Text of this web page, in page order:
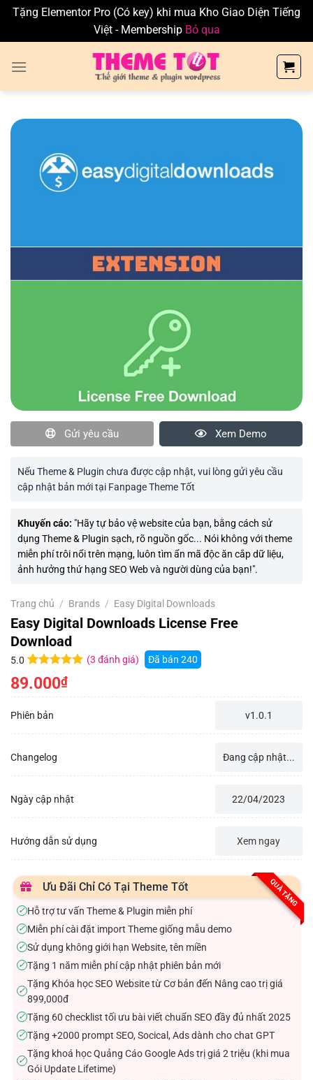
Tặng Elementor Pro (Có key) khi mua Kho Giao Diện Tiếng
Việt - Membership Bỏ qua
Gửi yêu cầu Xem Demo
Nếu Theme & Plugin chưa được cập nhật, vui lòng gửi yêu cầu
cập nhật bản mới tại Fanpage Theme Tốt
Khuyến cáo: "Hãy tự bảo vệ website của bạn, bằng cách sử
dụng Theme & Plugin sạch, rõ nguồn gốc... Nói không với theme
miễn phí trôi nổi trên mạng, luôn tìm ẩn mã độc ăn cắp dữ liệu,
ảnh hưởng thứ hạng SEO Web và người dùng của bạn!".
Trang chủ / Brands / Easy Digital Downloads
Easy Digital Downloads License Free
Download
5.0
5.0 trên 5
dựa trên
(3 đánh giá) Đã bán 240
89.000₫
Phiên bản v1.0.1
Changelog Đang cập nhật...
Ngày cập nhật 22/04/2023
Hướng dẫn sử dụng Xem ngay
QUÀ TẶNG
Ưu Đãi Chỉ Có Tại Theme Tốt
✓Hỗ trợ tư vấn Theme & Plugin miễn phí
✓Miễn phí cài đặt import Theme giống mẫu demo
✓Sử dụng không giới hạn Website, tên miền
✓Tặng 1 năm miễn phí cập nhật phiên bản mới
✓
Tặng Khóa học SEO Website từ Cơ bản đến Nâng cao trị giá
899,000đ
✓Tặng 60 checklist tối ưu bài viết chuẩn SEO đầy đủ nhất 2025
✓Tặng +2000 prompt SEO, Socical, Ads dành cho chat GPT
✓
Tặng khoá học Quảng Cáo Google Ads trị giá 2 triệu (khi mua
Gói Update Lifetime)